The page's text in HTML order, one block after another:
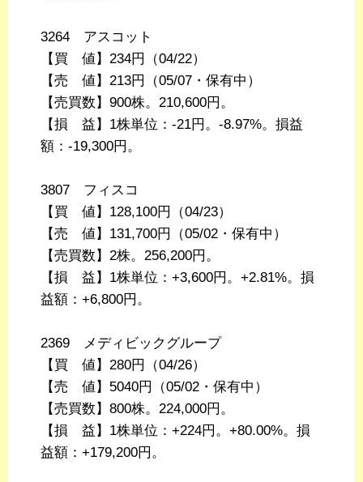
3264 アスコット
【買 値】234円（04/22）
【売 値】213円（05/07・保有中）
【売買数】900株。210,600円。
【損 益】1株単位：-21円。-8.97%。損益
額：-19,300円。
3807 フィスコ
【買 値】128,100円（04/23）
【売 値】131,700円（05/02・保有中）
【売買数】2株。256,200円。
【損 益】1株単位：+3,600円。+2.81%。損
益額：+6,800円。
2369 メディビックグループ
【買 値】280円（04/26）
【売 値】5040円（05/02・保有中）
【売買数】800株。224,000円。
【損 益】1株単位：+224円。+80.00%。損
益額：+179,200円。